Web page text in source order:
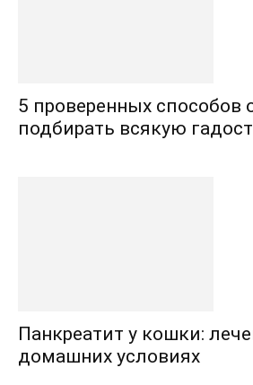
5 проверенных способов
подбирать всякую
Панкреатит у кошки:
домашних условиях